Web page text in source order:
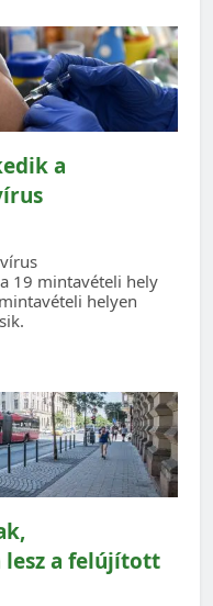
a
19 mintavételi hely
helyen
lesz a felújított